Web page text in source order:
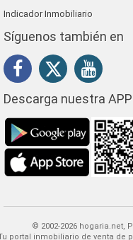
Indicador Inmobiliario
Síguenos también en
Descarga nuestra
© 2002-2026 hogaria.net,
Encontrar tu casa o